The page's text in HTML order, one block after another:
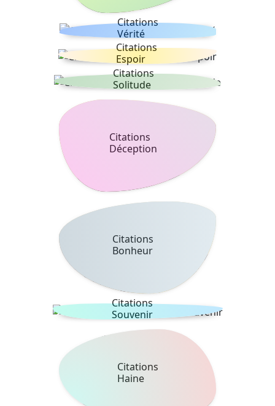
Citations
Vérité
Citations
Espoir
Citations
Solitude
Citations
Déception
Citations
Bonheur
Citations
Souvenir
Citations
Haine